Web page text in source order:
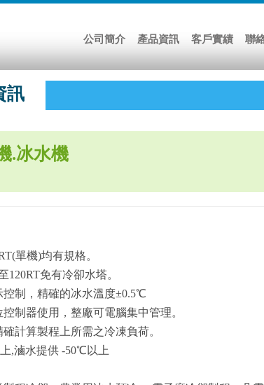
公司簡介 產品資訊 客戶實績 聯
訊
.冰水機
單機)均有規格。
免有冷卻水塔。
制，精確的冰水溫度±0.5℃
制器使用，整廠可電腦集中管理。
計算製程上所需之冷凍負荷。
,滷水提供 -50℃以上